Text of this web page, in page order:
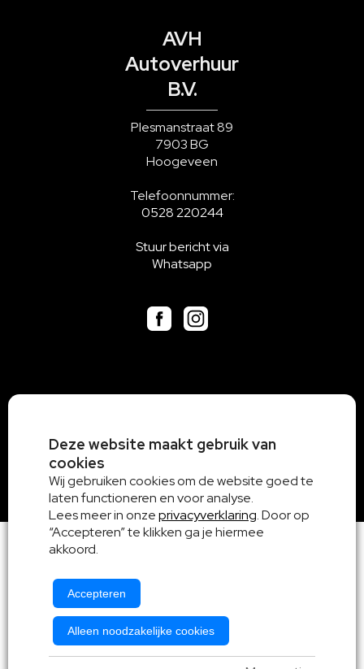
AVH
Autoverhuur
B.V.
Plesmanstraat 89
7903 BG
Hoogeveen
Telefoonnummer:
0528 220244
Stuur bericht via
Whatsapp
Deze website maakt gebruik van
cookies
Wij gebruiken cookies om de website goed te
laten functioneren en voor analyse.
Lees meer in onzeprivacyverklaring. Door op
“Accepteren” te klikken ga je hiermee
akkoord.
Accepteren
Alleen noodzakelijke cookies